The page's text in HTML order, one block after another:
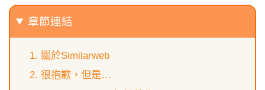
章節連結
關於Similarweb
很抱歉，但是…